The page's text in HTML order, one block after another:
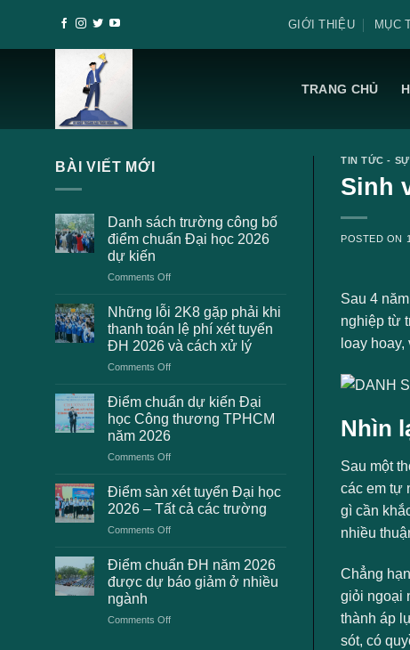
GIỚI THIỆU MỤC
TRANG CHỦ
BÀI VIẾT MỚI
Danh sách trường công bố
điểm chuẩn Đại học 2026
dự kiến
Comments Offon
sách
trường
công
bố
điểm
Đại
học
2026
kiến
Những lỗi 2K8 gặp phải khi
thanh toán lệ phí xét tuyển
ĐH 2026 và cách xử lý
Comments Offon
lỗi
2K8
gặp
phải
khi
toán
lệ
phí
xét
ĐH
2026
Điểm chuẩn dự kiến Đại
học Công thương TPHCM
năm 2026
Comments Offon
chuẩn
dự
kiến
Đại
Công
thương
TPHCM
2026
Điểm sàn xét tuyển Đại học
2026 – Tất cả các trường
Comments Offon
sàn
xét
tuyển
học
Điểm chuẩn ĐH năm 2026
được dự báo giảm ở nhiều
ngành
Comments Offon
TIN TỨC -
Sinh
POSTED ON
Sau 4
nghiệp từ
loay
Nhìn
Sau một
các em tự
gì cần
nhiều
Chẳng
giỏi ngoại
thành áp
sót, có